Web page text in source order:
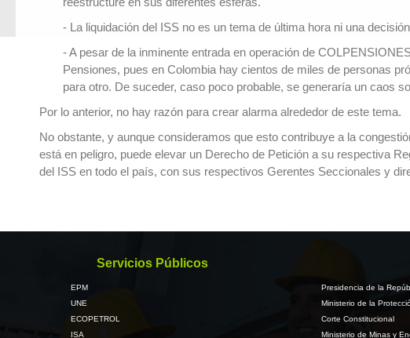
- La liquidación del ISS no es un tema de última hora ni una
- A pesar de la inminente entrada en operación de
Pensiones, pues en Colombia hay cientos de miles de personas
para otro. De suceder, caso poco probable, se generaría un caos
Por lo anterior, no hay razón para crear alarma alrededor de este tema.
No obstante, y aunque consideramos que esto contribuye a la
está en peligro, puede elevar un Derecho de Petición a su respectiva
del ISS en todo el país, con sus respectivos Gerentes Seccionales y
Servicios Públicos
EPM
UNE
ECOPETROL
ISA
Presidencia de la
Ministerio de la
Corte Constitucional
Ministerio de Minas y